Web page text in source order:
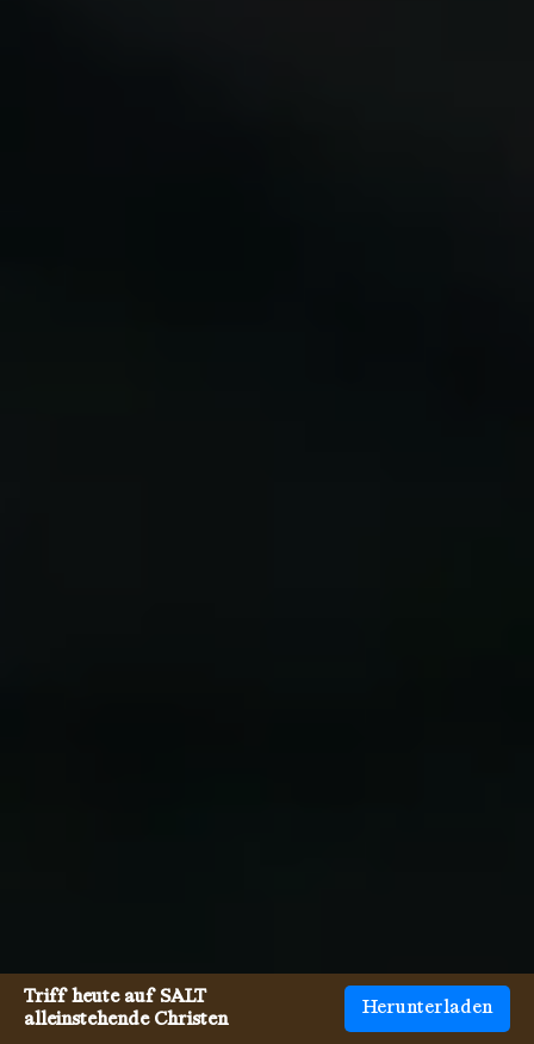
Triff heute auf SALT
alleinstehende Christen
Herunterladen